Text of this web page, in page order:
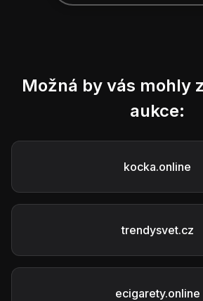
Možná by vás mohly
aukce:
kocka.online
trendysvet.cz
ecigarety.online